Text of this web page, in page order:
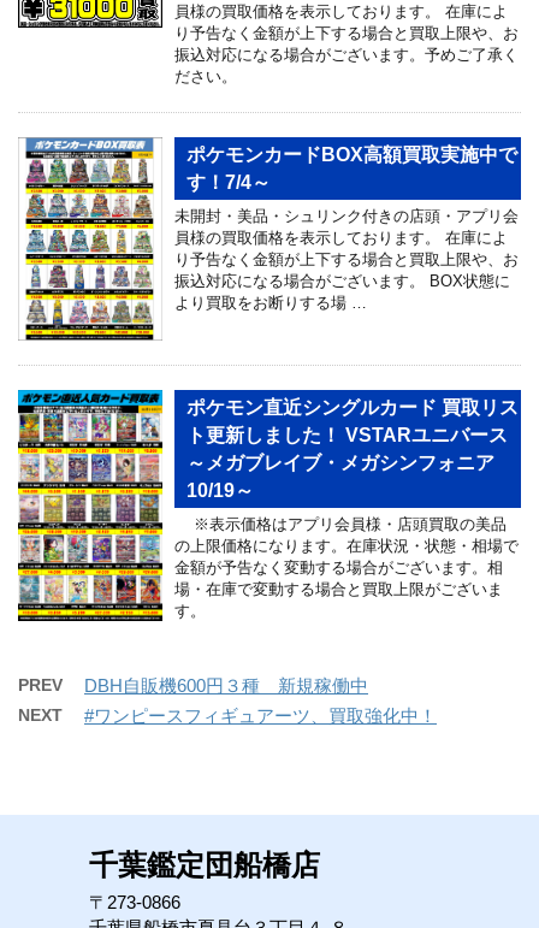
員様の買取価格を表示しております。 在庫によ
り予告なく金額が上下する場合と買取上限や、お
振込対応になる場合がございます。予めご了承く
ださい。
ポケモンカードBOX高額買取実施中で
す！7/4～
未開封・美品・シュリンク付きの店頭・アプリ会
員様の買取価格を表示しております。 在庫によ
り予告なく金額が上下する場合と買取上限や、お
振込対応になる場合がございます。 BOX状態に
より買取をお断りする場 …
ポケモン直近シングルカード 買取リス
ト更新しました！ VSTARユニバース
～メガブレイブ・メガシンフォニア
10/19～
※表示価格はアプリ会員様・店頭買取の美品
の上限価格になります。在庫状況・状態・相場で
金額が予告なく変動する場合がございます。相
場・在庫で変動する場合と買取上限がございま
す。
PREV DBH自販機600円３種 新規稼働中
NEXT #ワンピースフィギュアーツ、買取強化中！
千葉鑑定団船橋店
〒273-0866